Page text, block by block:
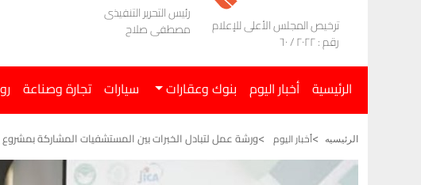
ترخيص المجلس الأعلى للإعلام
رقم : ٢٠٢٢ / ٦٠
رئيس التحرير التنفيذى
مصطفى صلاح
الرئيسية أخبار اليوم بنوك وعقارات سيارات تجارة وصناعة
الرئيسيه أخبار اليوم ورشة عمل لتبادل الخبرات بين المستشفيات المشاركة بمشروع